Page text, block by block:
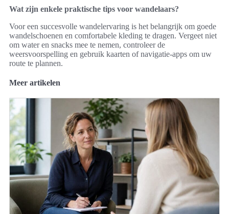
Wat zijn enkele praktische tips voor wandelaars?
Voor een succesvolle wandelervaring is het belangrijk om goede
wandelschoenen en comfortabele kleding te dragen. Vergeet niet
om water en snacks mee te nemen, controleer de
weersvoorspelling en gebruik kaarten of navigatie-apps om uw
route te plannen.
Meer artikelen